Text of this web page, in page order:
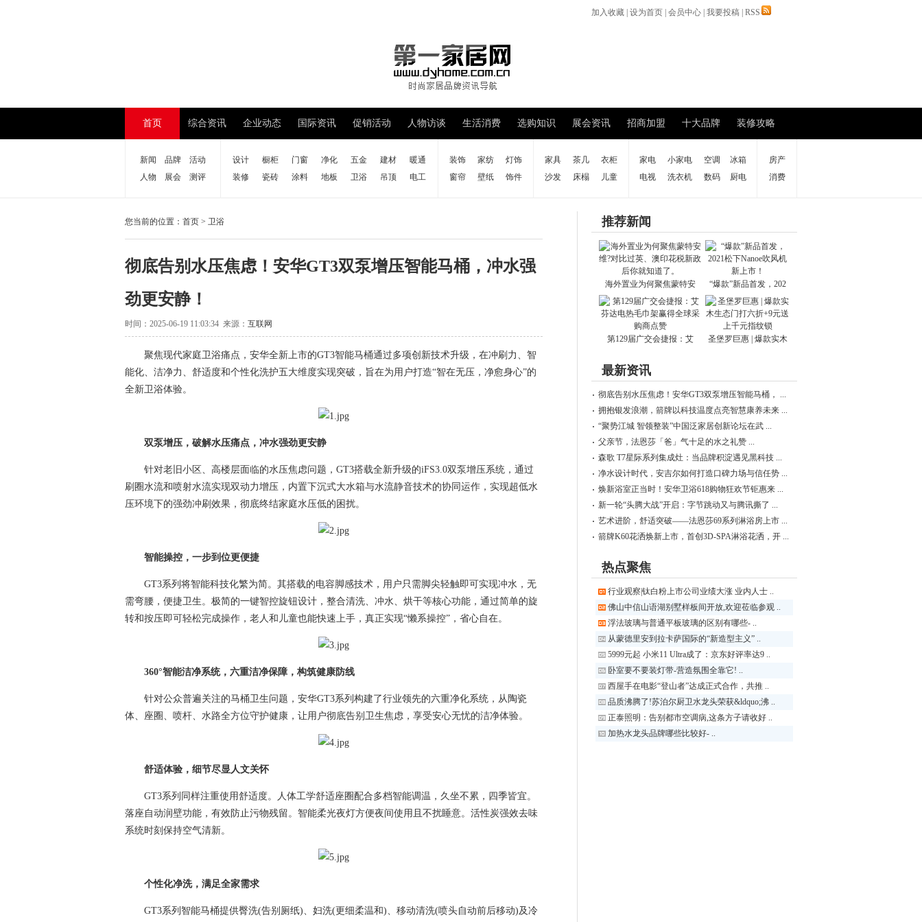
加入收藏 设为首页 会员中心 我要投稿 RSS
首页 综合资讯 企业动态 国际资讯 促销活动 人物访谈 生活消费 选购知识 展会资讯 招商加盟 十大品牌 装修攻略
新闻 品牌
活动
人物
展会 测评
设计 橱柜 门窗 净化 五金 建材
暖通
装修
瓷砖 涂料 地板 卫浴 吊顶 电工
装饰 家纺
灯饰
窗帘
壁纸 饰件
家具 茶几
衣柜
沙发
床榻 儿童
家电 小家电 空调
冰箱
电视
洗衣机 数码 厨电
房产
消费
您当前的位置： 首页 > 卫浴
彻底告别水压焦虑！安华GT3双泵增压智能马桶，冲水强
劲更安静！
时间：2025-06-19 11:03:34 来源： 互联网
聚焦现代家庭卫浴痛点，安华全新上市的GT3智能马桶通过多项创新技术升级，在冲刷力、智
能化、洁净力、舒适度和个性化洗护五大维度实现突破，旨在为用户打造“智在无压，净愈身心”的
全新卫浴体验。
双泵增压，破解水压痛点，冲水强劲更安静
针对老旧小区、高楼层面临的水压焦虑问题，GT3搭载全新升级的iFS3.0双泵增压系统，通过
刷圈水流和喷射水流实现双动力增压，内置下沉式大水箱与水流静音技术的协同运作，实现超低水
压环境下的强劲冲刷效果，彻底终结家庭水压低的困扰。
智能操控，一步到位更便捷
GT3系列将智能科技化繁为简。其搭载的电容脚感技术，用户只需脚尖轻触即可实现冲水，无
需弯腰，便捷卫生。极简的一键智控旋钮设计，整合清洗、冲水、烘干等核心功能，通过简单的旋
转和按压即可轻松完成操作，老人和儿童也能快速上手，真正实现“懒系操控”，省心自在。
360°智能洁净系统，六重洁净保障，构筑健康防线
针对公众普遍关注的马桶卫生问题，安华GT3系列构建了行业领先的六重净化系统，从陶瓷
体、座圈、喷杆、水路全方位守护健康，让用户彻底告别卫生焦虑，享受安心无忧的洁净体验。
舒适体验，细节尽显人文关怀
GT3系列同样注重使用舒适度。人体工学舒适座圈配合多档智能调温，久坐不累，四季皆宜。
落座自动润壁功能，有效防止污物残留。智能柔光夜灯方便夜间使用且不扰睡意。活性炭强效去味
系统时刻保持空气清新。
个性化净洗，满足全家需求
GT3系列智能马桶提供臀洗(告别厕纸)、妇洗(更细柔温和)、移动清洗(喷头自动前后移动)及冷
推荐新闻
海外置业为何聚焦蒙特安 “爆款”新品首发，202
第129届广交会捷报：艾 圣堡罗巨惠 | 爆款实木
最新资讯
彻底告别水压焦虑！安华GT3双泵增压智能马桶， ...
拥抱银发浪潮，箭牌以科技温度点亮智慧康养未来 ...
“聚势江城 智领整装”中国泛家居创新论坛在武 ...
父亲节，法恩莎「爸」气十足的水之礼赞 ...
森歌 T7星际系列集成灶：当品牌积淀遇见黑科技 ...
净水设计时代，安吉尔如何打造口碑力场与信任势 ...
焕新浴室正当时！安华卫浴618购物狂欢节钜惠来 ...
新一轮“头腾大战”开启：字节跳动又与腾讯撕了 ...
艺术进阶，舒适突破——法恩莎69系列淋浴房上市 ...
箭牌K60花洒焕新上市，首创3D-SPA淋浴花洒，开 ...
热点聚焦
行业观察|钛白粉上市公司业绩大涨 业内人士 ..
佛山中信山语湖别墅样板间开放,欢迎莅临参观 ..
浮法玻璃与普通平板玻璃的区别有哪些- ..
从蒙德里安到拉卡萨国际的“新造型主义” ..
5999元起 小米11 Ultra成了：京东好评率达9 ..
卧室要不要装灯带-营造氛围全靠它! ..
西屋手在电影“登山者”达成正式合作，共推 ..
品质沸腾了!苏泊尔厨卫水龙头荣获&ldquo;沸 ..
正泰照明：告别都市空调病,这条方子请收好 ..
加热水龙头品牌哪些比较好- ..